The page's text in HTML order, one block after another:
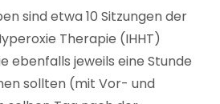
sind etwa 10 Sitzungen der
Therapie (IHHT)
ebenfalls jeweils eine Stunde
sollten (mit Vor- und